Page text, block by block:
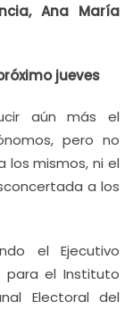
Ana María
jueves
aún más el
pero no
los mismos, ni el
a los
el Ejecutivo
para el Instituto
Electoral del